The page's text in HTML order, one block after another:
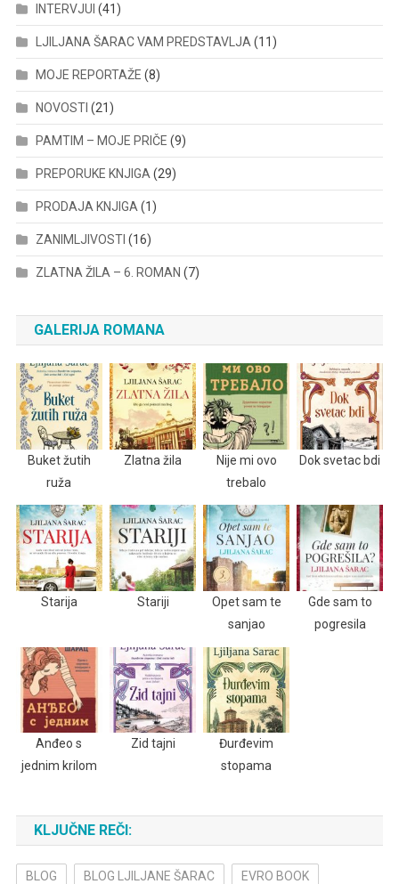
INTERVJUI (41)
LJILJANA ŠARAC VAM PREDSTAVLJA (11)
MOJE REPORTAŽE (8)
NOVOSTI (21)
PAMTIM – MOJE PRIČE (9)
PREPORUKE KNJIGA (29)
PRODAJA KNJIGA (1)
ZANIMLJIVOSTI (16)
ZLATNA ŽILA – 6. ROMAN (7)
GALERIJA ROMANA
Buket žutih
ruža
Zlatna žila
Nije mi ovo
trebalo
Dok svetac bdi
Starija Stariji
Opet sam te
sanjao
Gde sam to
pogresila
Anđeo s
jednim krilom
Zid tajni
Đurđevim
stopama
KLJUČNE REČI:
BLOG BLOG LJILJANE ŠARAC EVRO BOOK